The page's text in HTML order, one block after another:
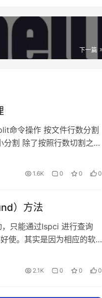
下一篇
命令操作 按文件行数分割
割 除了按照行数切割之
割为500M演示文件切割
1.6K 0 0 0
）方法
只能通过lspci 进行查询
使。其实是因为相应的软
然后就可以参照型号下载
2.1K 0 0 0